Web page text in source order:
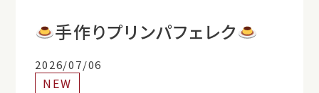
手作りプリンパフェレク
2026/07/06
NEW